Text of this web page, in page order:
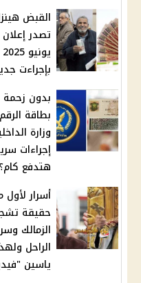
القبض
تصدر
بإجراءت
بدون زحمة
بطاقة
إجراءات
هتدفع كام؟
أسرار
حقيقة
الزمالك
الراحل
ياسين